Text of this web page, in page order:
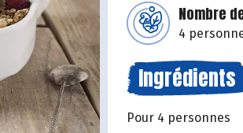
Nombre
4
Ingrédients
Pour 4 personnes